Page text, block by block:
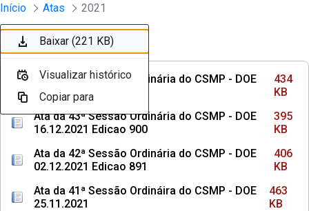
Pular para o Conteúdo principal
Sessões e Reuniões - Documentos
Início Atas 2021
Ordenar Filtro
Ata da 44ª Sessão Ordinária do CSMP - DOE
13.01.2022 Edicao 914
434
KB
Ata da 43ª Sessão Ordinária do CSMP - DOE
16.12.2021 Edicao 900
395
KB
Ata da 42ª Sessão Ordinária do CSMP - DOE
02.12.2021 Edicao 891
406
KB
Ata da 41ª Sessão Ordináira do CSMP - DOE
25.11.2021
463
KB
Baixar (434 KB)
Visualizar histórico
Copiar para
Baixar (395 KB)
Visualizar histórico
Copiar para
Baixar (406 KB)
Visualizar histórico
Copiar para
Baixar (463 KB)
Visualizar histórico
Copiar para
Baixar (349 KB)
Visualizar histórico
Copiar para
Baixar (232 KB)
Visualizar histórico
Copiar para
Baixar (174 KB)
Visualizar histórico
Copiar para
Baixar (203 KB)
Visualizar histórico
Copiar para
Baixar (219 KB)
Visualizar histórico
Copiar para
Baixar (221 KB)
Visualizar histórico
Copiar para